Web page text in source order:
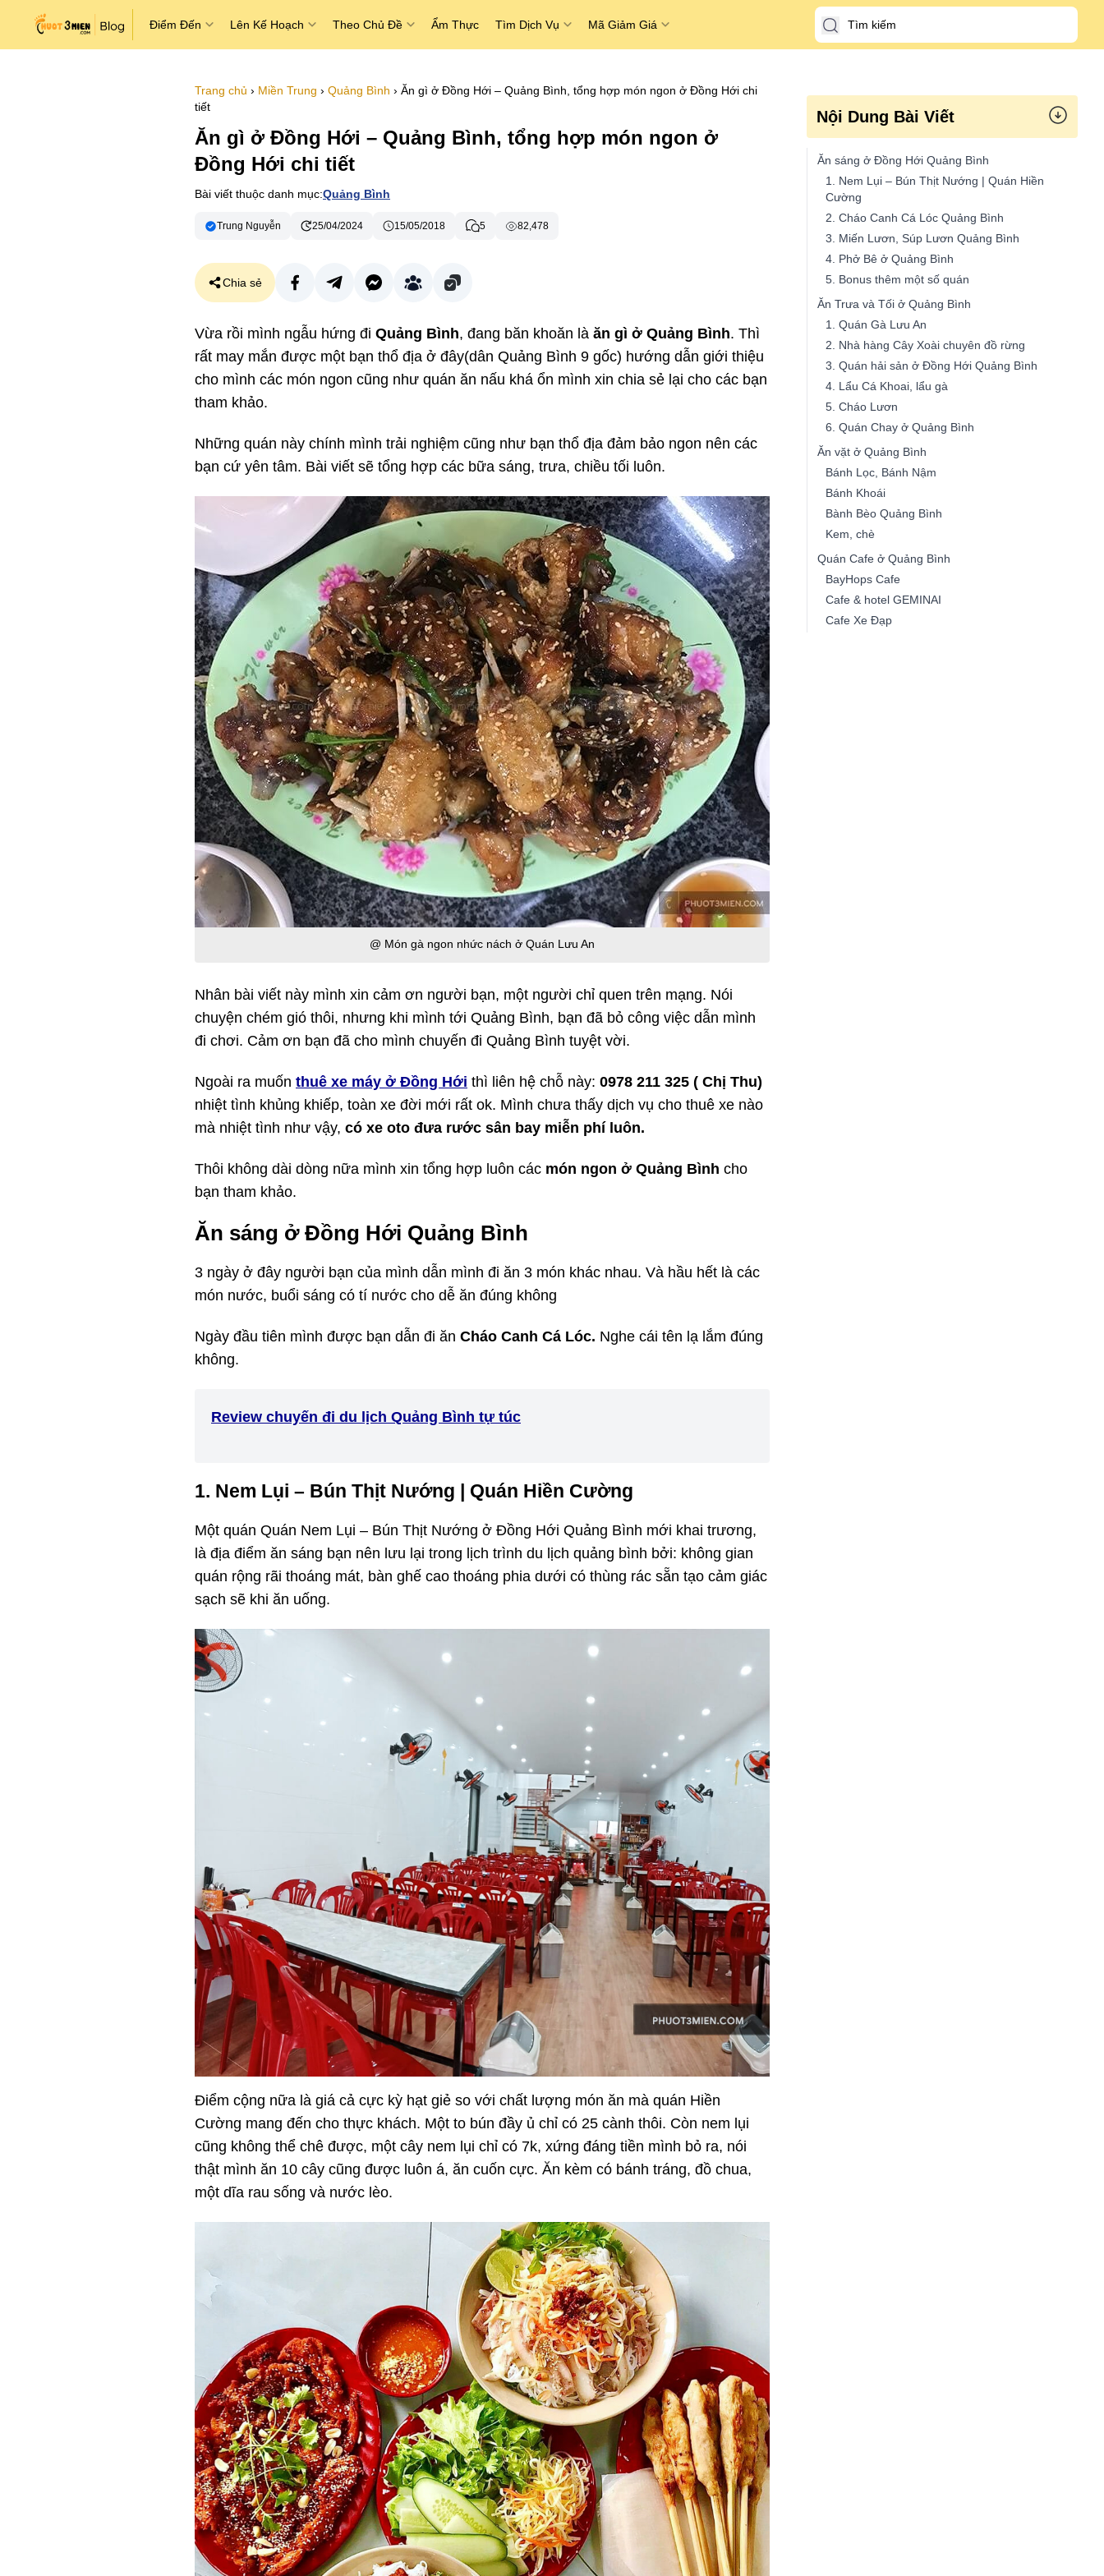
Điểm Đến Lên Kế Hoạch Theo Chủ Đề Ẩm Thực Tìm Dịch Vụ Mã Giảm Giá
Trang chủ › Miền Trung › Quảng Bình › Ăn gì ở Đồng Hới – Quảng Bình, tổng hợp món ngon ở Đồng Hới chi
tiết
Ăn gì ở Đồng Hới – Quảng Bình, tổng hợp món ngon ở
Đồng Hới chi tiết
Bài viết thuộc danh mục:Quảng Bình
Trung Nguyễn 25/04/2024 15/05/2018 5 82,478
Chia sẻ
Vừa rồi mình ngẫu hứng đi Quảng Bình, đang băn khoăn là ăn gì ở Quảng Bình. Thì
rất may mắn được một bạn thổ địa ở đây(dân Quảng Bình 9 gốc) hướng dẫn giới thiệu
cho mình các món ngon cũng như quán ăn nấu khá ổn mình xin chia sẻ lại cho các bạn
tham khảo.
Những quán này chính mình trải nghiệm cũng như bạn thổ địa đảm bảo ngon nên các
bạn cứ yên tâm. Bài viết sẽ tổng hợp các bữa sáng, trưa, chiều tối luôn.
@ Món gà ngon nhức nách ở Quán Lưu An
Nhân bài viết này mình xin cảm ơn người bạn, một người chỉ quen trên mạng. Nói
chuyện chém gió thôi, nhưng khi mình tới Quảng Bình, bạn đã bỏ công việc dẫn mình
đi chơi. Cảm ơn bạn đã cho mình chuyến đi Quảng Bình tuyệt vời.
Ngoài ra muốn thuê xe máy ở Đồng Hới thì liên hệ chỗ này: 0978 211 325 ( Chị Thu)
nhiệt tình khủng khiếp, toàn xe đời mới rất ok. Mình chưa thấy dịch vụ cho thuê xe nào
mà nhiệt tình như vậy, có xe oto đưa rước sân bay miễn phí luôn.
Thôi không dài dòng nữa mình xin tổng hợp luôn các món ngon ở Quảng Bình cho
bạn tham khảo.
Ăn sáng ở Đồng Hới Quảng Bình
3 ngày ở đây người bạn của mình dẫn mình đi ăn 3 món khác nhau. Và hầu hết là các
món nước, buổi sáng có tí nước cho dễ ăn đúng không
Ngày đầu tiên mình được bạn dẫn đi ăn Cháo Canh Cá Lóc. Nghe cái tên lạ lắm đúng
không.
Review chuyến đi du lịch Quảng Bình tự túc
1. Nem Lụi – Bún Thịt Nướng | Quán Hiền Cường
Một quán Quán Nem Lụi – Bún Thịt Nướng ở Đồng Hới Quảng Bình mới khai trương,
là địa điểm ăn sáng bạn nên lưu lại trong lịch trình du lịch quảng bình bởi: không gian
quán rộng rãi thoáng mát, bàn ghế cao thoáng phia dưới có thùng rác sẵn tạo cảm giác
sạch sẽ khi ăn uống.
Điểm cộng nữa là giá cả cực kỳ hạt giẻ so với chất lượng món ăn mà quán Hiền
Cường mang đến cho thực khách. Một to bún đầy ủ chỉ có 25 cành thôi. Còn nem lụi
cũng không thể chê được, một cây nem lụi chỉ có 7k, xứng đáng tiền mình bỏ ra, nói
thật mình ăn 10 cây cũng được luôn á, ăn cuốn cực. Ăn kèm có bánh tráng, đồ chua,
một dĩa rau sống và nước lèo.
Nội Dung Bài Viết
Ăn sáng ở Đồng Hới Quảng Bình
1. Nem Lụi – Bún Thịt Nướng | Quán Hiền
Cường
2. Cháo Canh Cá Lóc Quảng Bình
3. Miến Lươn, Súp Lươn Quảng Bình
4. Phở Bê ở Quảng Bình
5. Bonus thêm một số quán
Ăn Trưa và Tối ở Quảng Bình
1. Quán Gà Lưu An
2. Nhà hàng Cây Xoài chuyên đồ rừng
3. Quán hải sản ở Đồng Hới Quảng Bình
4. Lẩu Cá Khoai, lẩu gà
5. Cháo Lươn
6. Quán Chay ở Quảng Bình
Ăn vặt ở Quảng Bình
Bánh Lọc, Bánh Nậm
Bánh Khoái
Bành Bèo Quảng Bình
Kem, chè
Quán Cafe ở Quảng Bình
BayHops Cafe
Cafe & hotel GEMINAI
Cafe Xe Đạp